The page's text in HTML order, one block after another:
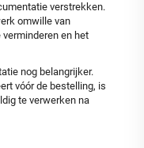
verstrekken.
omwille van
en het
nog belangrijker.
vóór de bestelling, is
te verwerken na